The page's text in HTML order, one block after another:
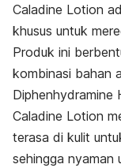
Caladine Lotion
khusus untuk
Produk ini
kombinasi bahan
Diphenhydramine
Caladine Lotion
terasa di kulit
sehingga nyaman